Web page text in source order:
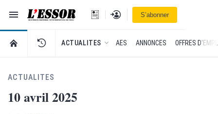
Navigation
L'Essor - retour à la une
Se connecterS’abonner
RETOUR À LA PAGE D’ACCUEIL DE L'ESSOR
ACTUALITES AES ANNONCES OFFRES
ACTUALITES
10 avril 2025